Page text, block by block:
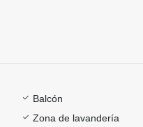
Balcón
Zona de lavandería